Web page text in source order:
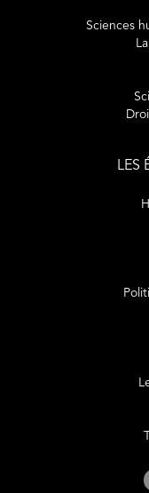
le débat en langue
le régime des
Sciences
LES